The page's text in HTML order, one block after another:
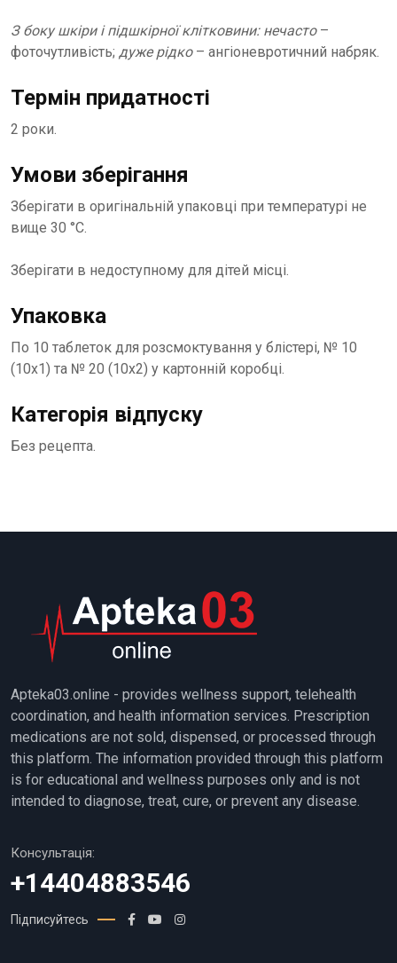
З боку шкіри і підшкірної клітковини: нечасто–
фоточутливість; дуже рідко– ангіоневротичний набряк.
Термін придатності
2 роки.
Умови зберігання
Зберігати в оригінальній упаковці при температурі не
вище 30 °C.
Зберігати в недоступному для дітей місці.
Упаковка
По 10 таблеток для розсмоктування у блістері, № 10
(10х1) та № 20 (10х2) у картонній коробці.
Категорія відпуску
Без рецепта.
Apteka03.online - provides wellness support, telehealth
coordination, and health information services. Prescription
medications are not sold, dispensed, or processed through
this platform. The information provided through this platform
is for educational and wellness purposes only and is not
intended to diagnose, treat, cure, or prevent any disease.
Консультація:
+14404883546
Підписуйтесь